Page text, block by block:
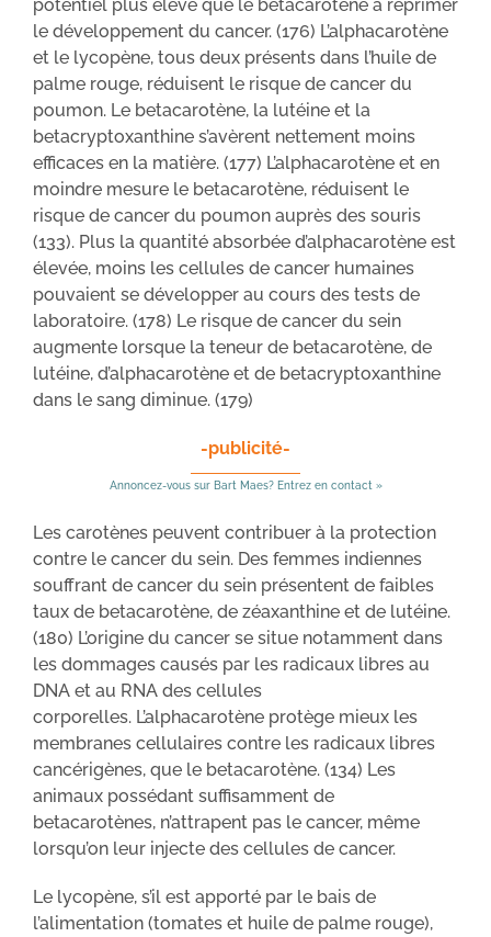
potentiel plus élevé que le betacarotène à réprimer
le développement du cancer. (176) L’alphacarotène
et le lycopène, tous deux présents dans l’huile de
palme rouge, réduisent le risque de cancer du
poumon. Le betacarotène, la lutéine et la
betacryptoxanthine s’avèrent nettement moins
efficaces en la matière. (177) L’alphacarotène et en
moindre mesure le betacarotène, réduisent le
risque de cancer du poumon auprès des souris
(133). Plus la quantité absorbée d’alphacarotène est
élevée, moins les cellules de cancer humaines
pouvaient se développer au cours des tests de
laboratoire. (178) Le risque de cancer du sein
augmente lorsque la teneur de betacarotène, de
lutéine, d’alphacarotène et de betacryptoxanthine
dans le sang diminue. (179)
-publicité-
Annoncez-vous sur Bart Maes? Entrez en contact »
Les carotènes peuvent contribuer à la protection
contre le cancer du sein. Des femmes indiennes
souffrant de cancer du sein présentent de faibles
taux de betacarotène, de zéaxanthine et de lutéine.
(180) L’origine du cancer se situe notamment dans
les dommages causés par les radicaux libres au
DNA et au RNA des cellules
corporelles. L’alphacarotène protège mieux les
membranes cellulaires contre les radicaux libres
cancérigènes, que le betacarotène. (134) Les
animaux possédant suffisamment de
betacarotènes, n’attrapent pas le cancer, même
lorsqu’on leur injecte des cellules de cancer.
Le lycopène, s’il est apporté par le bais de
l’alimentation (tomates et huile de palme rouge),